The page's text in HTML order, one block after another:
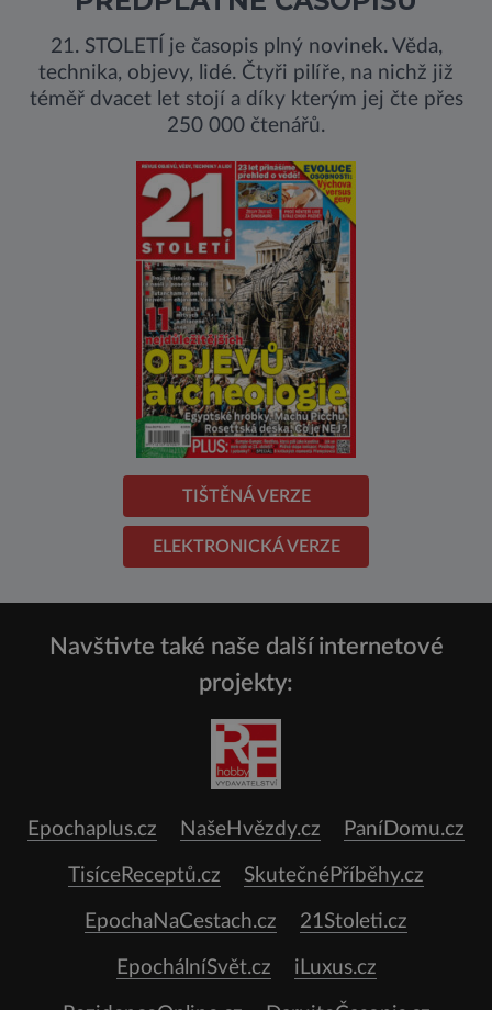
21. STOLETÍ je časopis plný novinek. Věda,
technika, objevy, lidé. Čtyři pilíře, na nichž již
téměř dvacet let stojí a díky kterým jej čte přes
250 000 čtenářů.
TIŠTĚNÁ VERZE
ELEKTRONICKÁ VERZE
Navštivte také naše další internetové
projekty:
Epochaplus.cz NašeHvězdy.cz PaníDomu.cz
TisíceReceptů.cz SkutečnéPříběhy.cz
EpochaNaCestach.cz 21Stoleti.cz
EpochálníSvět.cz iLuxus.cz